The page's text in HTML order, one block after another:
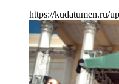
https://kudatumen.ru/